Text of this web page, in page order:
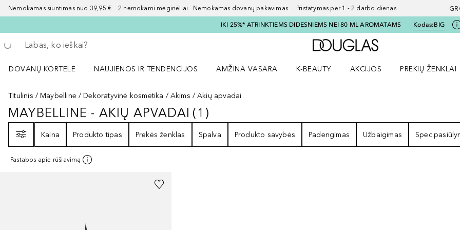
Nemokamas siuntimas nuo 39,95 € 2 nemokami mėginėliai Nemokamas dovanų pakavimas Pristatymas per 1 - 2 darbo dienas
IKI 25%* ATRINKTIEMS DIDESNIEMS NEI 80 ML AROMATAMS Kodas:BIG
Grįžk atgal
Vykdykite paiešką
Į Douglas pagrindinį
DOVANŲ KORTELĖ
NAUJIENOS IR TENDENCIJOS
AMŽINA VASARA
K-BEAUTY
AKCIJOS
PREKIŲ ŽENKLAI
Titulinis
Maybelline Dekoratyvinė kosmetika Akims Akių apvadai
MAYBELLINE - AKIŲ APVADAI1
MAYBELLINE - AKIŲ APVADAI (1 )
Kaina
Produkto tipas Prekės ženklas Spalva Produkto savybės Padengimas Užbaigimas
Pastabos apie rūšiavimą